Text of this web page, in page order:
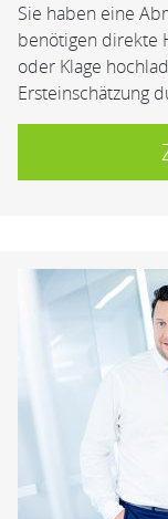
Sie haben eine
benötigen direkte
oder Klage
Ersteinschätzung